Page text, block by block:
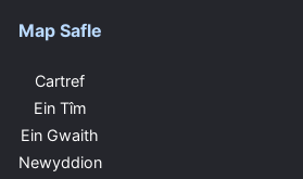
Map Safle
Cartref
Ein Tîm
Ein Gwaith
Newyddion